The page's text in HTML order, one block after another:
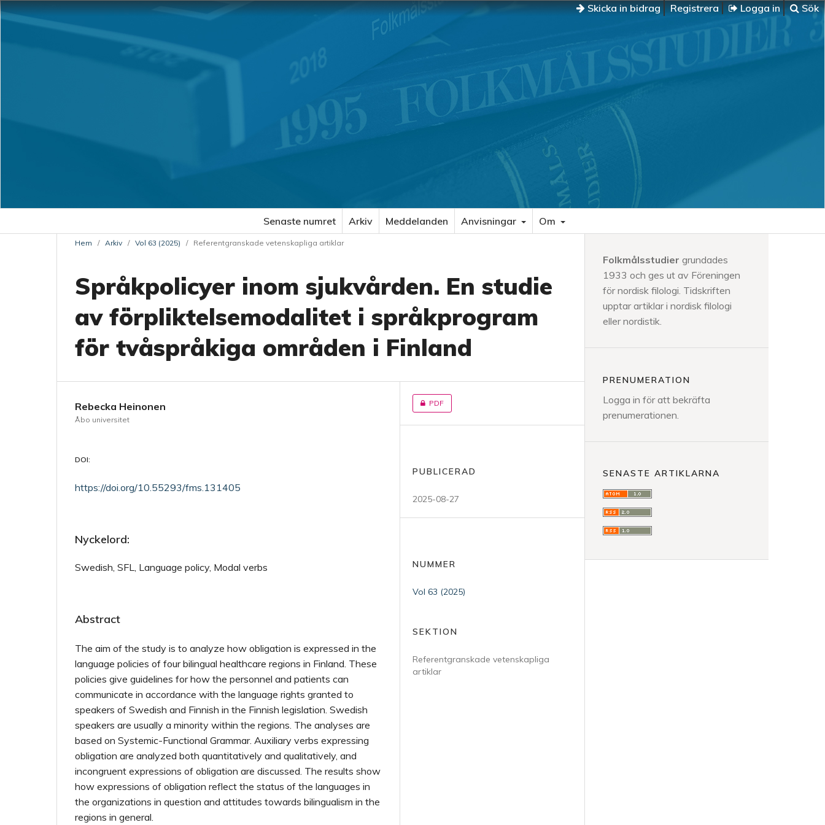
Skicka in bidrag Registrera Logga in Sök
Senaste numret Arkiv Meddelanden Anvisningar Om
Hem / Arkiv / Vol 63 (2025) / Referentgranskade vetenskapliga artiklar
Språkpolicyer inom sjukvården. En studie
av förpliktelsemodalitet i språkprogram
för tvåspråkiga områden i Finland
Rebecka Heinonen
Åbo universitet
DOI:
https://doi.org/10.55293/fms.131405
Nyckelord:
Swedish, SFL, Language policy, Modal verbs
Abstract
The aim of the study is to analyze how obligation is expressed in the
language policies of four bilingual healthcare regions in Finland. These
policies give guidelines for how the personnel and patients can
commu­nicate in accordance with the language rights granted to
speakers of Swedish and Finnish in the Finnish legislation. Swedish
speakers are usually a minority within the regions. The analyses are
based on Systemic-Functional Grammar. Auxiliary verbs expressing
obligation are analyzed both quantitatively and qualitatively, and
incongruent expressions of obligation are discussed. The results show
how expressions of obligation reflect the status of the languages in
the organizations in question and attitudes towards bilingualism in the
regions in general.
PDF
PUBLICERAD
2025-08-27
NUMMER
Vol 63 (2025)
SEKTION
Referentgranskade vetenskapliga
artiklar
Folkmålsstudier grundades
1933 och ges ut av Föreningen
för nordisk filologi. Tidskriften
upptar artiklar i nordisk filologi
eller nordistik.
PRENUMERATION
Logga in för att bekräfta
prenumerationen.
SENASTE ARTIKLARNA